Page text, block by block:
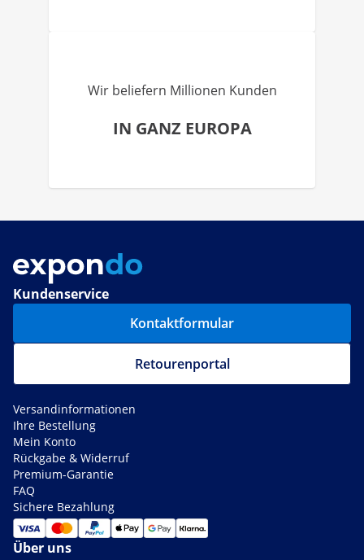
Wir beliefern Millionen Kunden
IN GANZ EUROPA
Kundenservice
Kontaktformular
Retourenportal
Versandinformationen
Ihre Bestellung
Mein Konto
Rückgabe & Widerruf
Premium-Garantie
FAQ
Sichere Bezahlung
Über uns